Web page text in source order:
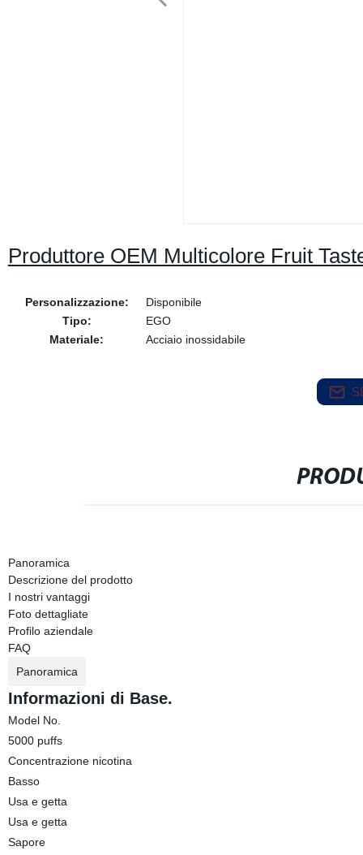
Produttore OEM Multicolore Fruit
Personalizzazione:
Disponibile
Tipo:
EGO
Materiale:
Acciaio inossidabile
Panoramica
Descrizione del prodotto
I nostri vantaggi
Foto dettagliate
Profilo aziendale
FAQ
Panoramica
Informazioni di Base.
Model No.
5000 puffs
Concentrazione nicotina
Basso
Usa e getta
Usa e getta
Sapore